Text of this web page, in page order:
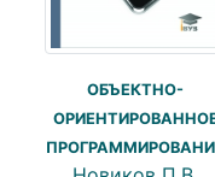
ОБЪЕКТНО-